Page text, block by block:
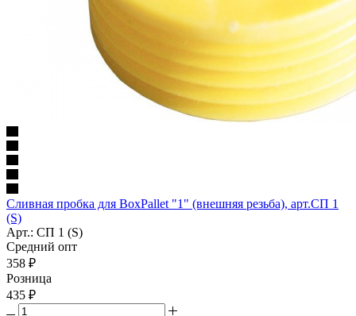
Сливная пробка для BoxPallet "1" (внешняя резьба), арт.СП 1
(S)
Арт.: СП 1 (S)
Средний опт
358 ₽
Розница
435 ₽